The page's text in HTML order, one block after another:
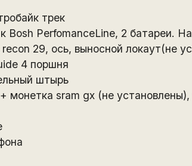
трек
Bosh PerfomanceLine, 2 батареи.
29, ось, выносной локаут(не
4 поршня
штырь
монетка sram gx (не